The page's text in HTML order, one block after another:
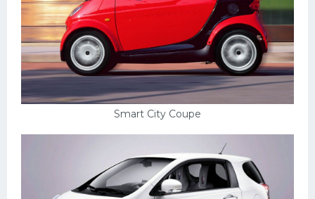
Smart City Coupe